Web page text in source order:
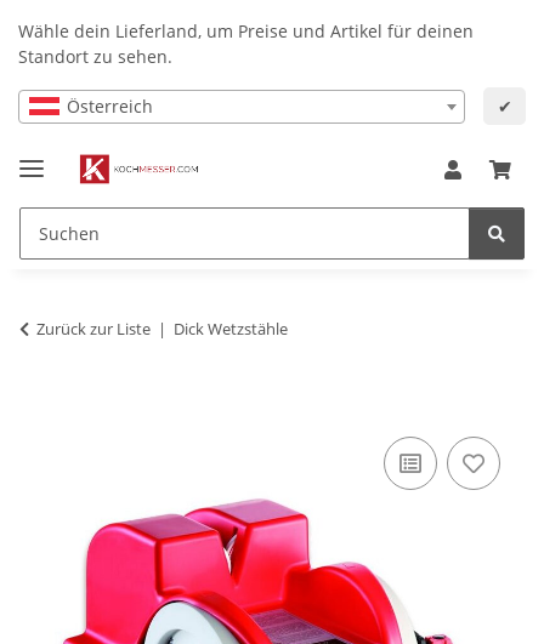
Wähle dein Lieferland, um Preise und Artikel für deinen
Standort zu sehen.
Österreich ✔
Zurück zur Liste Dick Wetzstähle